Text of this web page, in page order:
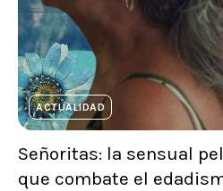
ACTUALIDAD
Señoritas: la sensual
que combate el